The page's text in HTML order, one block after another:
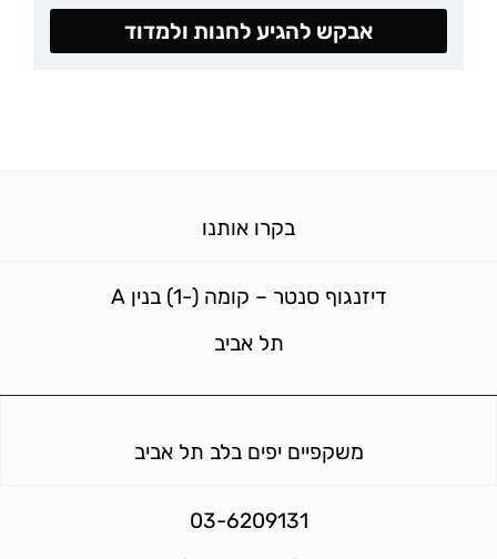
אבקש להגיע לחנות ולמדוד
בקרו אותנו
דיזנגוף סנטר – קומה (-1) בנין A
תל אביב
משקפיים יפים בלב תל אביב
03-6209131